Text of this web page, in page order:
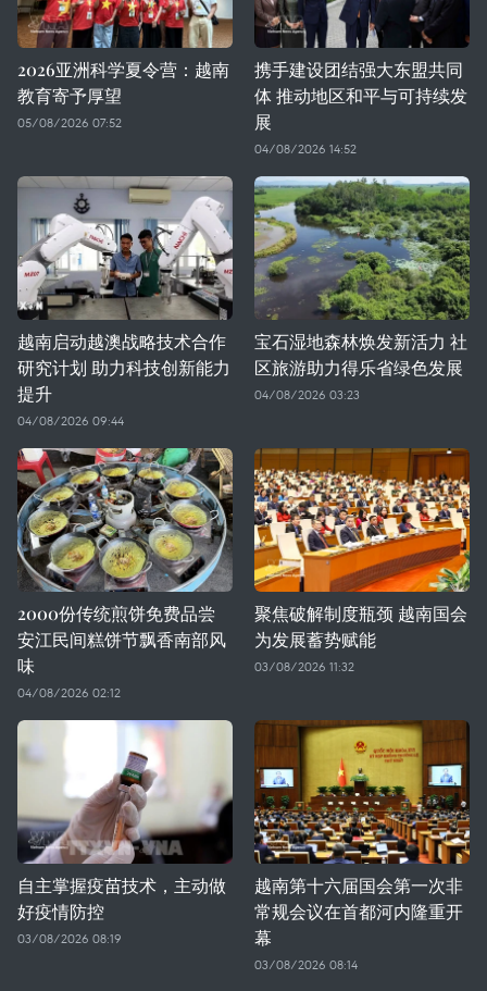
2026亚洲科学夏令营：越南
教育寄予厚望
05/08/2026 07:52
携手建设团结强大东盟共同
体 推动地区和平与可持续发
展
04/08/2026 14:52
越南启动越澳战略技术合作
研究计划 助力科技创新能力
提升
04/08/2026 09:44
宝石湿地森林焕发新活力 社
区旅游助力得乐省绿色发展
04/08/2026 03:23
2000份传统煎饼免费品尝
安江民间糕饼节飘香南部风
味
04/08/2026 02:12
聚焦破解制度瓶颈 越南国会
为发展蓄势赋能
03/08/2026 11:32
自主掌握疫苗技术，主动做
好疫情防控
03/08/2026 08:19
越南第十六届国会第一次非
常规会议在首都河内隆重开
幕
03/08/2026 08:14